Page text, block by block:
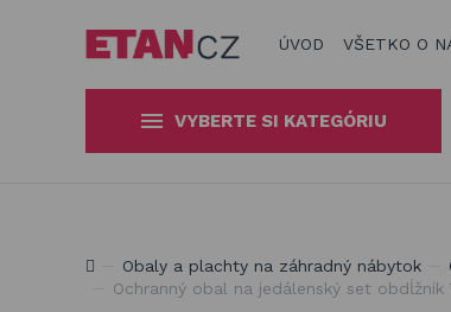
ÚVOD VŠETKO O
VYBERTE SI KATEGÓRIU
nábytok
Produkty na zatienenie vašej záhrady,
Obaly a plachty na záhradný nábytok
Ochranný obal na jedálenský set